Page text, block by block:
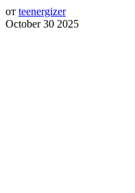
от teenergizer
October 30 2025